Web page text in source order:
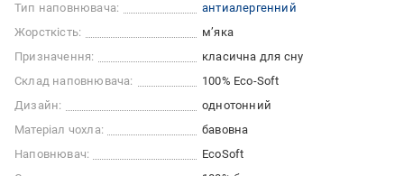
Тип наповнювача:
антиалергенний
Жорсткість:
м’яка
Призначення:
класична для сну
Склад наповнювача:
100% Eco-Soft
Дизайн:
однотонний
Матеріал чохла:
бавовна
Наповнювач:
EcoSoft